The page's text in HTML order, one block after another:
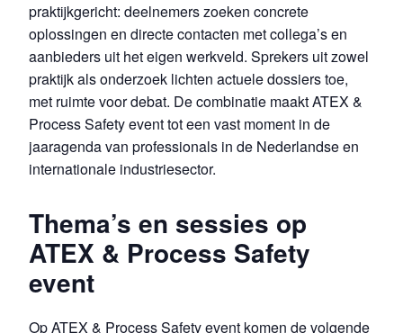
praktijkgericht: deelnemers zoeken concrete
oplossingen en directe contacten met collega’s en
aanbieders uit het eigen werkveld. Sprekers uit zowel
praktijk als onderzoek lichten actuele dossiers toe,
met ruimte voor debat. De combinatie maakt ATEX &
Process Safety event tot een vast moment in de
jaaragenda van professionals in de Nederlandse en
internationale industriesector.
Thema’s en sessies op
ATEX & Process Safety
event
Op ATEX & Process Safety event komen de volgende